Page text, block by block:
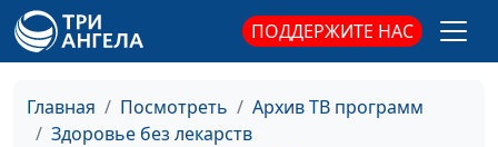
ПОДДЕРЖИТЕ НАС
Главная Посмотреть
Архив ТВ программ
Здоровье без лекарств
Чиа-пудинг со сливочной
гранолой
Анжела
Бузина
#119
Фалафель в пите с соусом из
тхины
Парфенова